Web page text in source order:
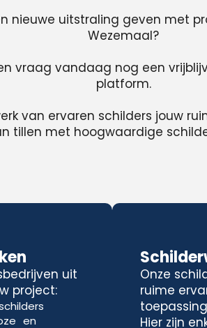
nieuwe uitstraling geven met
Wezemaal?
vraag vandaag nog een
platform.
van ervaren schilders jouw
tillen met hoogwaardige
uit
project:
en
Onze
ruime
Hier zijn